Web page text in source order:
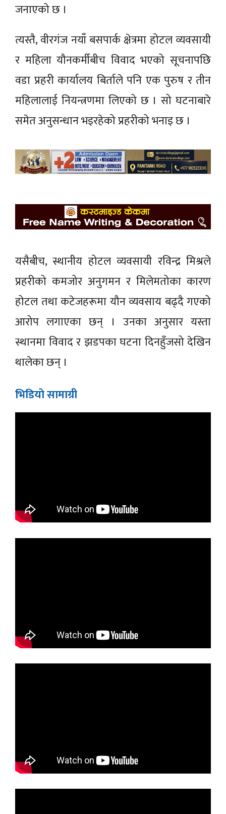
जनाएको छ ।
त्यस्तै, वीरगंज नयाँ बसपार्क क्षेत्रमा होटल व्यवसायी
र महिला यौनकर्मीबीच विवाद भएको सूचनापछि
वडा प्रहरी कार्यालय बिर्ताले पनि एक पुरुष र तीन
महिलालाई नियन्त्रणमा लिएको छ । सो घटनाबारे
समेत अनुसन्धान भइरहेको प्रहरीको भनाइ छ ।
यसैबीच, स्थानीय होटल व्यवसायी रविन्द्र मिश्रले
प्रहरीको कमजोर अनुगमन र मिलेमतोका कारण
होटल तथा कटेजहरूमा यौन व्यवसाय बढ्दै गएको
आरोप लगाएका छन् । उनका अनुसार यस्ता
स्थानमा विवाद र झडपका घटना दिनहुँजसो देखिन
थालेका छन् ।
भिडियाे सामाग्री